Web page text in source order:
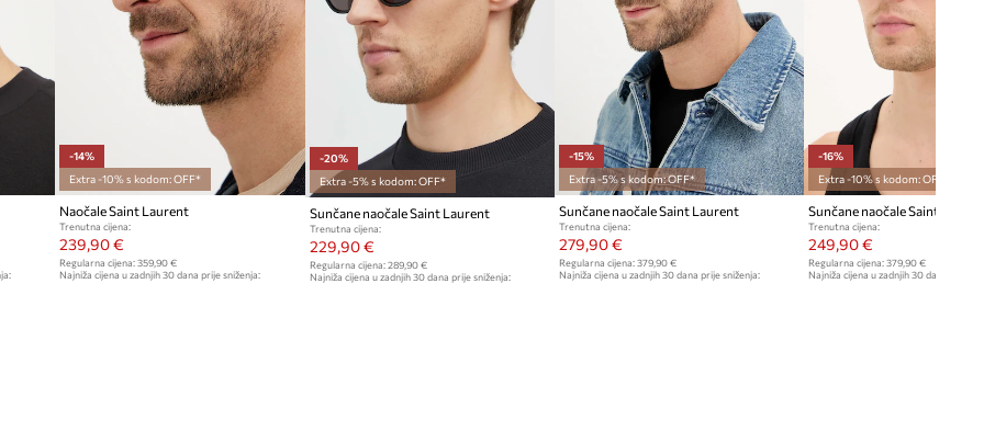
-14%
Extra -10% s kodom: OFF*
Naočale Saint Laurent
Trenutna cijena:
239,90 €
Regularna cijena: 359,90 €
Najniža cijena u zadnjih 30 dana prije sniženja:
-20%
Extra -5% s kodom: OFF*
Sunčane naočale Saint Laurent
Trenutna cijena:
229,90 €
Regularna cijena: 289,90 €
Najniža cijena u zadnjih 30 dana prije sniženja:
-15%
Extra -5% s kodom: OFF*
Sunčane naočale Saint Laurent
Trenutna cijena:
279,90 €
Regularna cijena:379,90 €
Najniža cijena u zadnjih 30 dana prije sniženja:
-16%
Extra -10% s kodom: OFF*
Sunčane naočale Saint
Trenutna cijena:
249,90 €
Regularna cijena: 379,90 €
Najniža cijena u zadnjih 30 dana prije